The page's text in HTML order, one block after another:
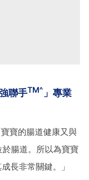
聯手TM^ 」專業
寶的腸道健康又與
腸道。所以為寶寶
長非常關鍵。」